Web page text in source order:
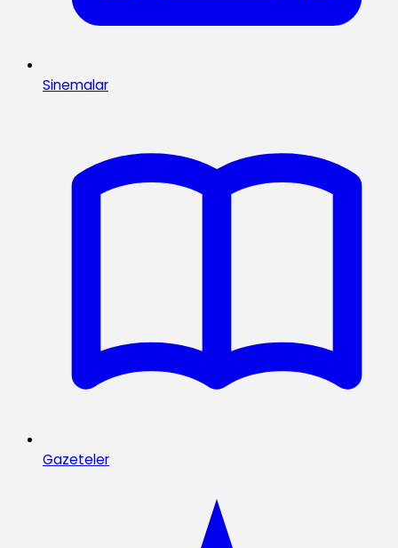
Sinemalar
Gazeteler